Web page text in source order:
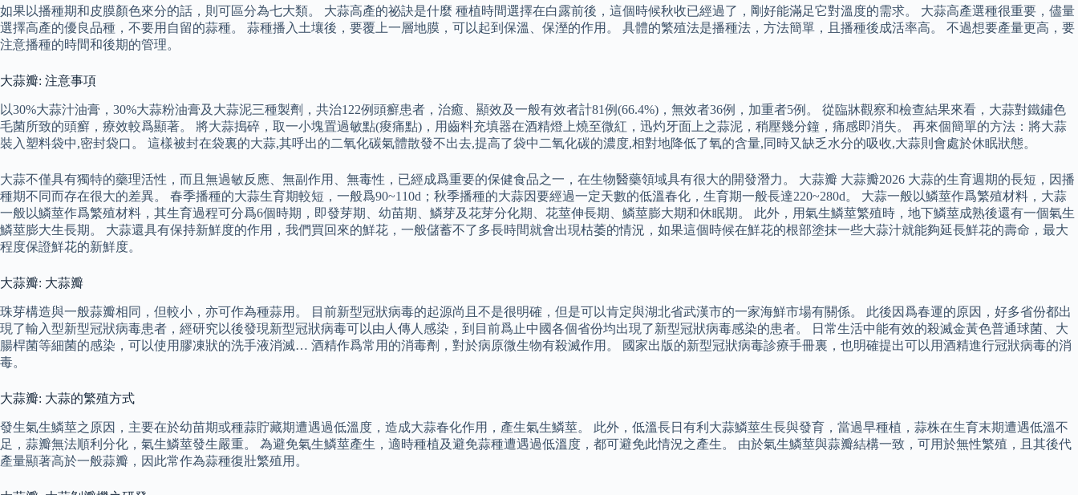
如果以播種期和皮膜顏色來分的話，則可區分為七大類。 大蒜高產的祕訣是什麼 種植時間選擇在白露前後，這個時候秋收已經過了，剛好能滿足它對溫度的需求。 大蒜高產選種很重要，儘量
選擇高產的優良品種，不要用自留的蒜種。 蒜種播入土壤後，要覆上一層地膜，可以起到保溫、保溼的作用。 具體的繁殖法是播種法，方法簡單，且播種後成活率高。 不過想要產量更高，要
注意播種的時間和後期的管理。
大蒜瓣: 注意事項
以30%大蒜汁油膏，30%大蒜粉油膏及大蒜泥三種製劑，共治122例頭癬患者，治癒、顯效及一般有效者計81例(66.4%)，無效者36例，加重者5例。 從臨牀觀察和檢查結果來看，大蒜對鐵鏽色
毛菌所致的頭癬，療效較爲顯著。 將大蒜搗碎，取一小塊置過敏點(痠痛點)，用齒料充填器在酒精燈上燒至微紅，迅灼牙面上之蒜泥，稍壓幾分鐘，痛感即消失。 再來個簡單的方法：將大蒜
裝入塑料袋中,密封袋口。 這樣被封在袋裏的大蒜,其呼出的二氧化碳氣體散發不出去,提高了袋中二氧化碳的濃度,相對地降低了氧的含量,同時又缺乏水分的吸收,大蒜則會處於休眠狀態。
大蒜不僅具有獨特的藥理活性，而且無過敏反應、無副作用、無毒性，已經成爲重要的保健食品之一，在生物醫藥領域具有很大的開發潛力。 大蒜瓣 大蒜瓣2026 大蒜的生育週期的長短，因播
種期不同而存在很大的差異。 春季播種的大蒜生育期較短，一般爲90~110d；秋季播種的大蒜因要經過一定天數的低溫春化，生育期一般長達220~280d。 大蒜一般以鱗莖作爲繁殖材料，大蒜
一般以鱗莖作爲繁殖材料，其生育過程可分爲6個時期，即發芽期、幼苗期、鱗芽及花芽分化期、花莖伸長期、鱗莖膨大期和休眠期。 此外，用氣生鱗莖繁殖時，地下鱗莖成熟後還有一個氣生
鱗莖膨大生長期。 大蒜還具有保持新鮮度的作用，我們買回來的鮮花，一般儲蓄不了多長時間就會出現枯萎的情況，如果這個時候在鮮花的根部塗抹一些大蒜汁就能夠延長鮮花的壽命，最大
程度保證鮮花的新鮮度。
大蒜瓣: 大蒜瓣
珠芽構造與一般蒜瓣相同，但較小，亦可作為種蒜用。 目前新型冠狀病毒的起源尚且不是很明確，但是可以肯定與湖北省武漢市的一家海鮮市場有關係。 此後因爲春運的原因，好多省份都出
現了輸入型新型冠狀病毒患者，經研究以後發現新型冠狀病毒可以由人傳人感染，到目前爲止中國各個省份均出現了新型冠狀病毒感染的患者。 日常生活中能有效的殺滅金黃色普通球菌、大
腸桿菌等細菌的感染，可以使用膠凍狀的洗手液消滅… 酒精作爲常用的消毒劑，對於病原微生物有殺滅作用。 國家出版的新型冠狀病毒診療手冊裏，也明確提出可以用酒精進行冠狀病毒的消
毒。
大蒜瓣: 大蒜的繁殖方式
發生氣生鱗莖之原因，主要在於幼苗期或種蒜貯藏期遭遇過低溫度，造成大蒜春化作用，產生氣生鱗莖。 此外，低溫長日有利大蒜鱗莖生長與發育，當過早種植，蒜株在生育末期遭遇低溫不
足，蒜瓣無法順利分化，氣生鱗莖發生嚴重。 為避免氣生鱗莖產生，適時種植及避免蒜種遭遇過低溫度，都可避免此情況之產生。 由於氣生鱗莖與蒜瓣結構一致，可用於無性繁殖，且其後代
產量顯著高於一般蒜瓣，因此常作為蒜種復壯繁殖用。